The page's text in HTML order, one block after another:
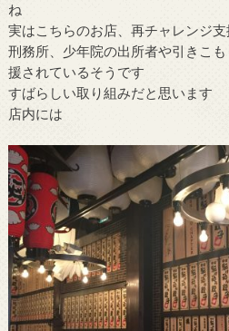
ね
実はこちらのお店、再チャレンジ
刑務所、少年院の出所者や引きこ
援されているそうです
すばらしい取り組みだと思います
店内には